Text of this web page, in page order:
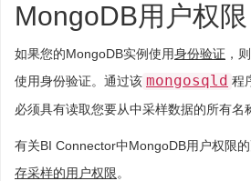
MongoDB用户权限
如果您的MongoDB实例使用身份验证 ，
使用身份验证。通过该 mongosqld 程
必须具有读取您要从中采样数据的所有名
有关BI Connector中MongoDB用户权限
存采样的用户权限。